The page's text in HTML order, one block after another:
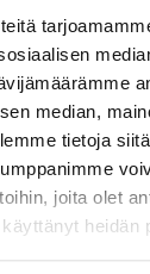
median,
tietoja
joita olet
heidän
Face­book